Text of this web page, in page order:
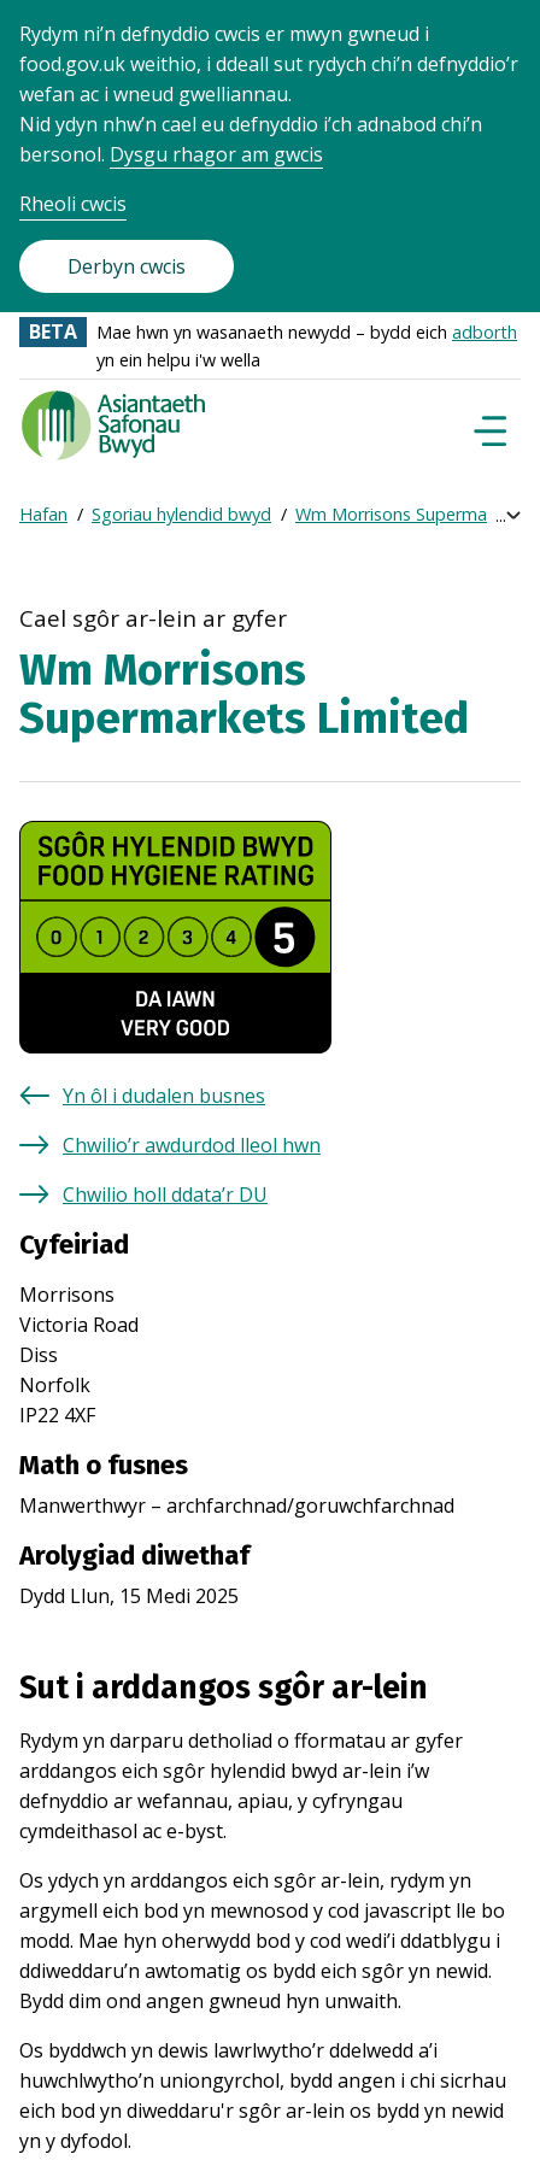
Rydym ni’n defnyddio cwcis er mwyn gwneud i
food.gov.uk weithio, i ddeall sut rydych chi’n defnyddio’r
wefan ac i wneud gwelliannau.
Nid ydyn nhw’n cael eu defnyddio i’ch adnabod chi’n
bersonol. Dysgu rhagor am gwcis
Rheoli cwcis
Derbyn cwcis
BETA Mae hwn yn wasanaeth newydd – bydd eich adborth
yn ein helpu i'w wella
Food
Standards
Agency
Frontpage
Breadcrumb
Hafan Sgoriau hylendid bwyd Wm Morrisons Supermarkets
Cael sgôr ar-lein ar gyfer
Wm Morrisons
Supermarkets Limited
Yn ôl i dudalen busnes
Chwilio’r awdurdod lleol hwn
Chwilio holl ddata’r DU
Cyfeiriad
Morrisons
Victoria Road
Diss
Norfolk
IP22 4XF
Math o fusnes
Manwerthwyr – archfarchnad/goruwchfarchnad
Arolygiad diwethaf
Dydd Llun, 15 Medi 2025
Sut i arddangos sgôr ar-lein
Rydym yn darparu detholiad o fformatau ar gyfer
arddangos eich sgôr hylendid bwyd ar-lein i’w
defnyddio ar wefannau, apiau, y cyfryngau
cymdeithasol ac e-byst.
Os ydych yn arddangos eich sgôr ar-lein, rydym yn
argymell eich bod yn mewnosod y cod javascript lle bo
modd. Mae hyn oherwydd bod y cod wedi’i ddatblygu i
ddiweddaru’n awtomatig os bydd eich sgôr yn newid.
Bydd dim ond angen gwneud hyn unwaith.
Os byddwch yn dewis lawrlwytho’r ddelwedd a’i
huwchlwytho’n uniongyrchol, bydd angen i chi sicrhau
eich bod yn diweddaru'r sgôr ar-lein os bydd yn newid
yn y dyfodol.